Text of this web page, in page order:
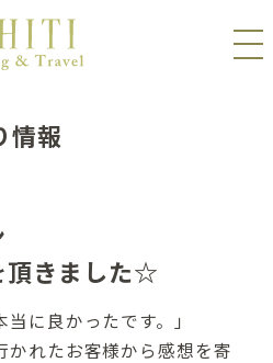
情報
頂きました☆
当に良かったです。」
かれたお客様から感想を寄